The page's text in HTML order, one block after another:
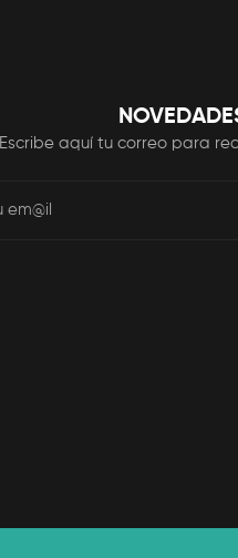
Escribe aquí tu correo para